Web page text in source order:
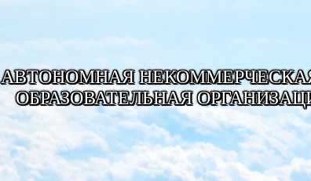
АВТОНОМНАЯ
ОБРАЗОВАТЕЛЬНАЯ